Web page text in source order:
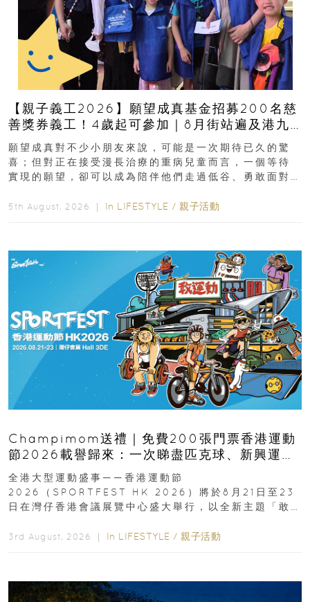
【親子義工2026】願望成真基金招募200名慈
善獎券義工！4歲起可參加｜8月街站遍及港九
新界
願望成真對不少小朋友來說，可能是一次期待已久的驚
喜；但對正在接受漫長治療的重病兒童而言，一個等待
實現的願望，卻可以成為陪伴他們走過低谷、勇敢面對
5th August, 2026 ｜ In LIFESTYLE / 親子活動
Champimom送禮｜免費200張門票香港運動
節2026載譽歸來：一次睇盡匹克球、新興運
動、街舞比賽＋逾百運動品牌展覽
全港大型運動盛事——香港運動節
2026（SPORTFEST HK 2026）將於8月21日至23
日在灣仔香港會議展覽中心盛大舉行，以全新主題「敢
3rd August, 2026 ｜ In LIFESTYLE / 親子活動